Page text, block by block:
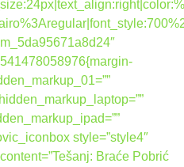
style=”style4″
Braće Pobrić